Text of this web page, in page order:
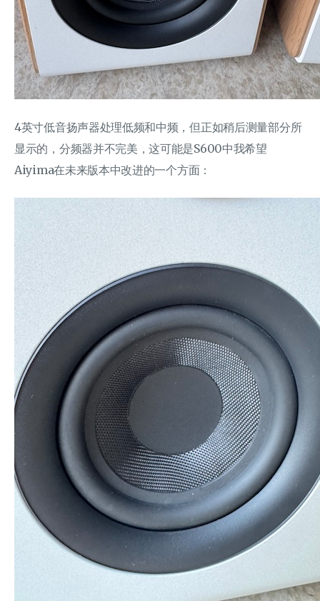
4英寸低音扬声器处理低频和中频，但正如稍后测量部分所
显示的，分频器并不完美，这可能是S600中我希望
Aiyima在未来版本中改进的一个方面：